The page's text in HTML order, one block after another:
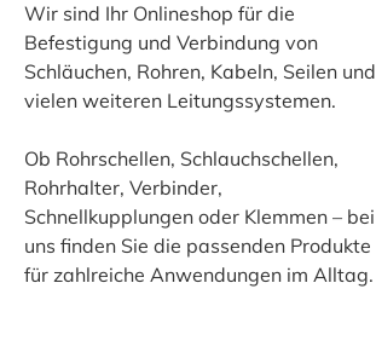
Wir sind Ihr Onlineshop für die
Befestigung und Verbindung von
Schläuchen, Rohren, Kabeln, Seilen und
vielen weiteren Leitungssystemen.
Ob Rohrschellen, Schlauchschellen,
Rohrhalter, Verbinder,
Schnellkupplungen oder Klemmen – bei
uns finden Sie die passenden Produkte
für zahlreiche Anwendungen im Alltag.